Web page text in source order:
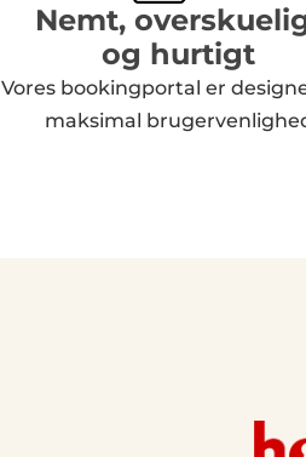
Nemt,
og hurtigt
Vores bookingportal er
maksimal